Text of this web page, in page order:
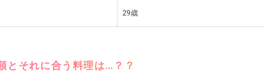
29歳
とそれに合う料理は…？？